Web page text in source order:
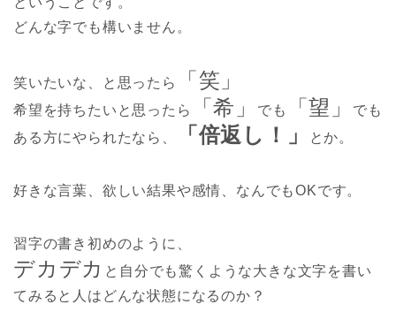
どんな字でも構いません。
笑いたいな、と思ったら 「笑」
希望を持ちたいと思ったら 「希」 でも 「望」
でも
ある方にやられたなら、
「倍返し！」 とか。
好きな言葉、欲しい結果や感情、なんでもOKです。
習字の書き初めのように、
デカデカ と自分でも驚くような大きな文字を書い
てみると人はどんな状態になるのか？